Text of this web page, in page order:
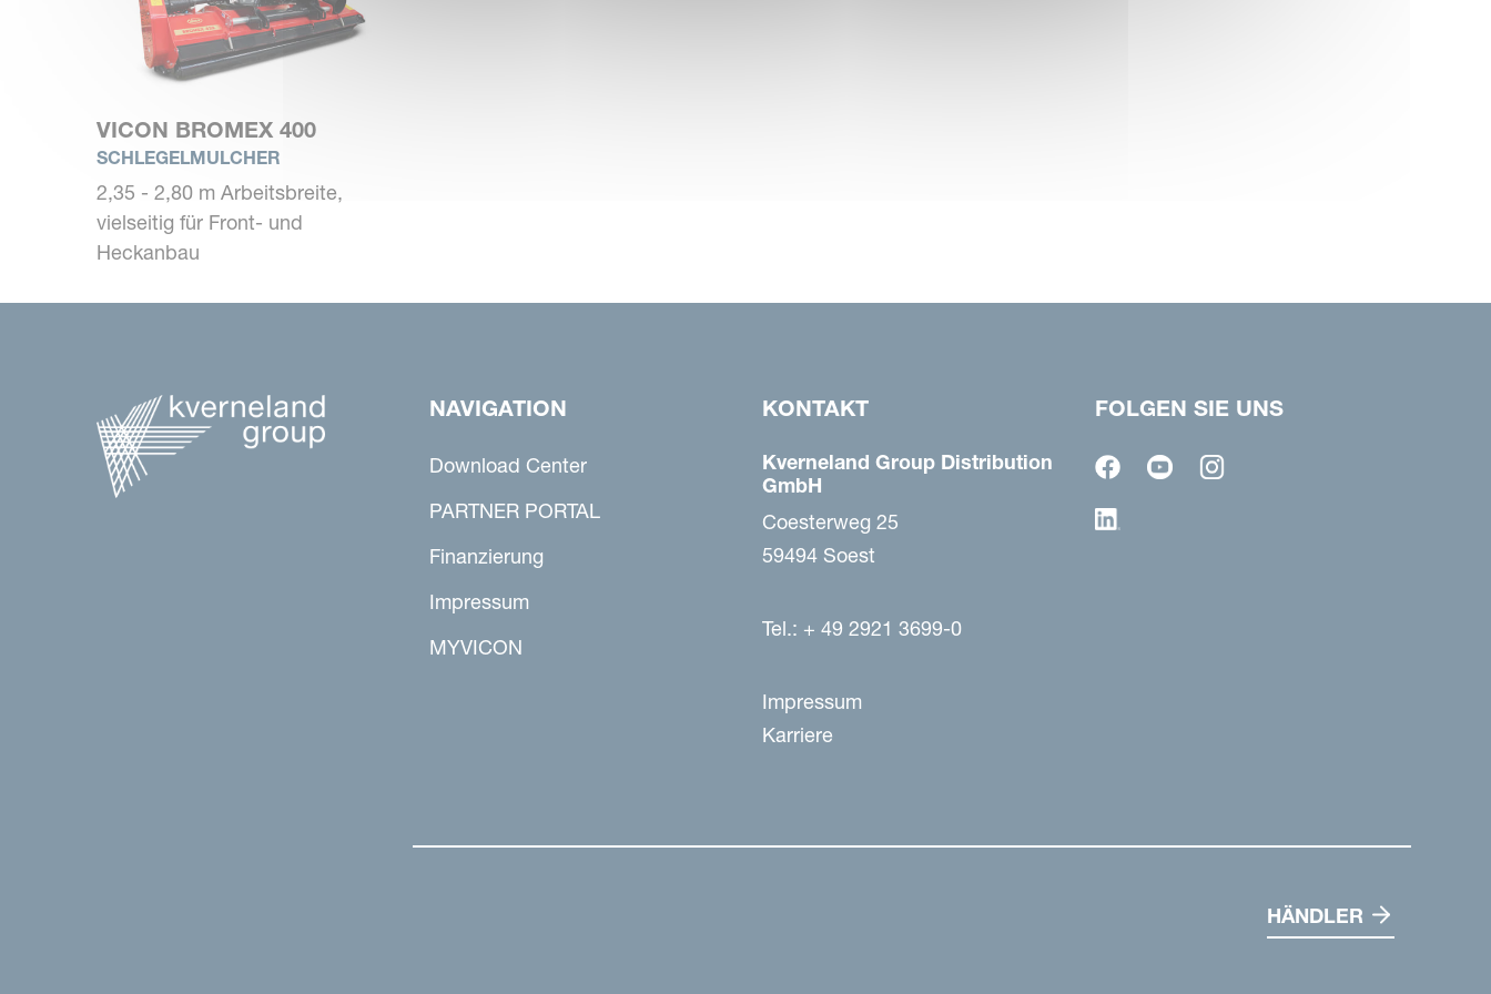
VICON BROMEX 400
SCHLEGELMULCHER
2,35 - 2,80 m Arbeitsbreite,
vielseitig für Front- und
Heckanbau
NAVIGATION
Download Center
PARTNER PORTAL
Finanzierung
Impressum
MYVICON
KONTAKT
Kverneland Group Distribution
GmbH
Coesterweg 25
59494 Soest
Tel.: + 49 2921 3699-0
Impressum
Karriere
FOLGEN SIE UNS
HÄNDLER